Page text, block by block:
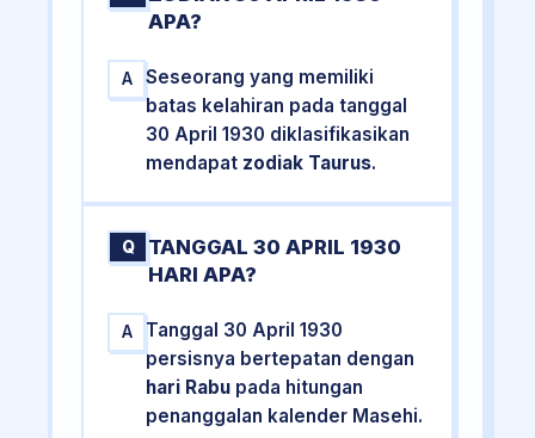
APA?
A
Seseorang yang memiliki
batas kelahiran pada tanggal
30 April 1930 diklasifikasikan
mendapat zodiak Taurus.
Q
TANGGAL 30 APRIL 1930
HARI APA?
A
Tanggal 30 April 1930
persisnya bertepatan dengan
hari Rabu pada hitungan
penanggalan kalender Masehi.